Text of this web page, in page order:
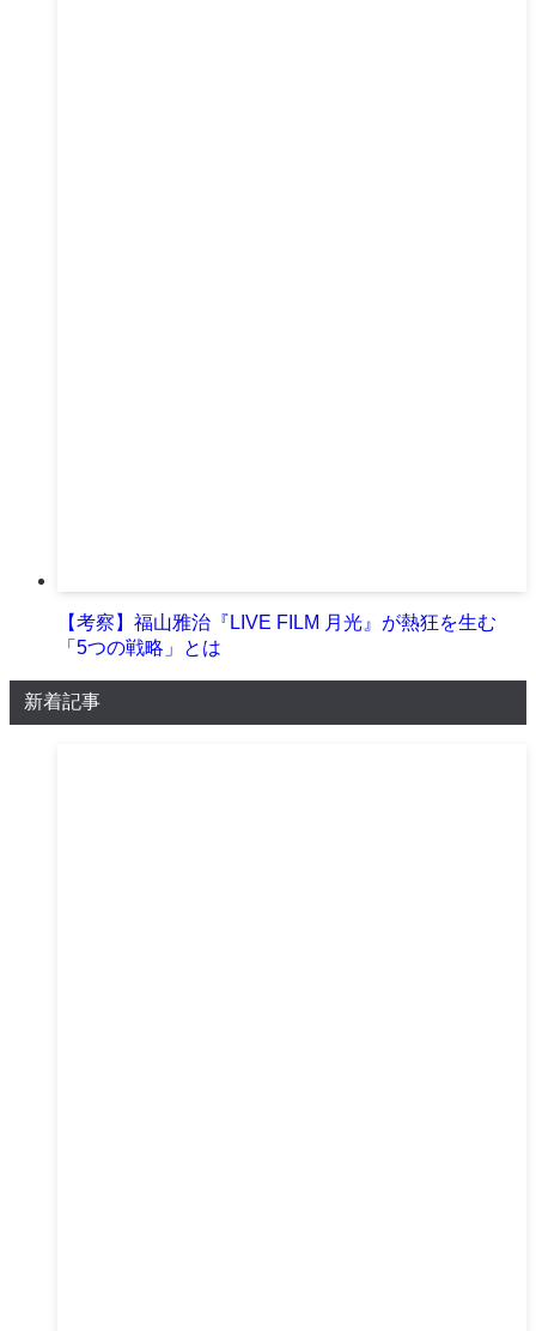
【考察】福山雅治『LIVE FILM 月光』が熱狂を生む
「5つの戦略」とは
新着記事